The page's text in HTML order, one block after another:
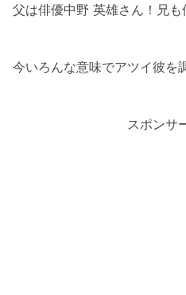
父は俳優中野 英雄さん！兄も
今いろんな意味でアツイ彼を
スポンサ